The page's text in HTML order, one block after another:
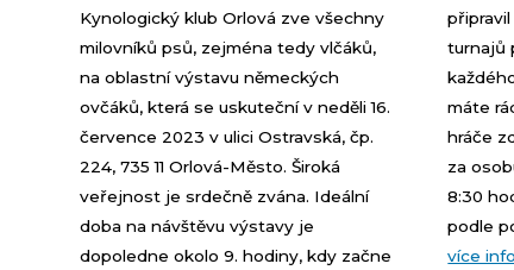
Kynologický klub Orlová zve všechny
milovníků psů, zejména tedy vlčáků,
na oblastní výstavu německých
ovčáků, která se uskuteční v neděli 16.
července 2023 v ulici Ostravská, čp.
224, 735 11 Orlová-Město. Široká
veřejnost je srdečně zvána. Ideální
doba na návštěvu výstavy je
dopoledne okolo 9. hodiny, kdy začne
turnajů
máte
hráče
za
8:30
podle
více